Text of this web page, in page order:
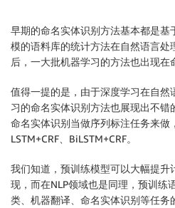
早期的命名实体识别方法基本都是基
模的语料库的统计方法在自然语言处
后，一大批机器学习的方法也出现在
值得一提的是，由于深度学习在自然
习的命名实体识别方法也展现出不
命名实体识别当做序列标注任务来做
LSTM+CRF、BiLSTM+CRF。
我们知道，预训练模型可以大幅提升
现，而在NLP领域也是同理，预训练
类、机器翻译、命名实体识别等任务